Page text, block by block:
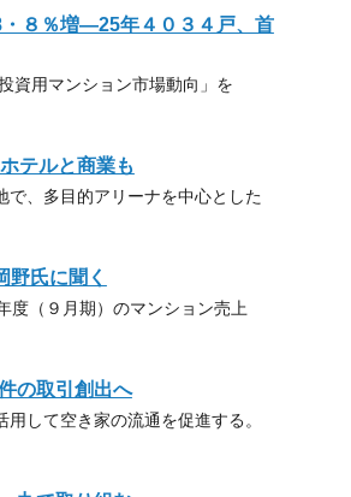
８％増―25年４０３４戸、首
資用マンション市場動向」を
テルと商業も
、多目的アリーナを中心とした
野氏に聞く
（９月期）のマンション売上
の取引創出へ
して空き家の流通を促進する。